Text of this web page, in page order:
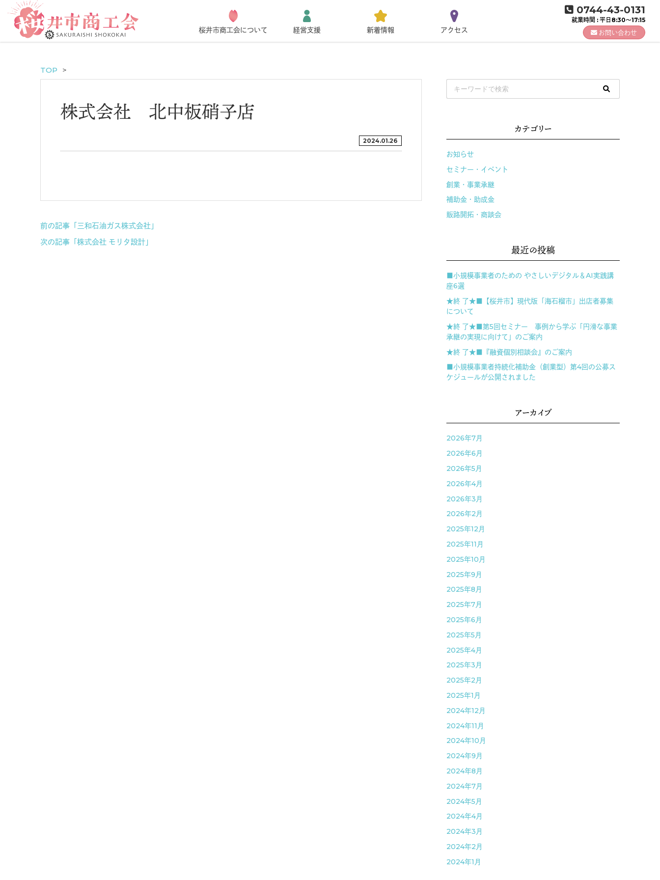
0744-43-0131
就業時間 : 平日8:30～17:15
お問い合わせ
桜井市商工会について 経営支援 新着情報 アクセス
TOP
株式会社 北中板硝子店
2024.01.26
前の記事「三和石油ガス株式会社」
次の記事「株式会社 モリタ設計」
カテゴリー
お知らせ
セミナー・イベント
創業・事業承継
補助金・助成金
販路開拓・商談会
最近の投稿
■小規模事業者のための やさしいデジタル＆AI実践講
座6選
★終 了★■【桜井市】現代版「海石榴市」出店者募集
について
★終 了★■第5回セミナー 事例から学ぶ「円滑な事業
承継の実現に向けて」のご案内
★終 了★■『融資個別相談会』のご案内
■小規模事業者持続化補助金（創業型）第4回の公募ス
ケジュールが公開されました
アーカイブ
2026年7月
2026年6月
2026年5月
2026年4月
2026年3月
2026年2月
2025年12月
2025年11月
2025年10月
2025年9月
2025年8月
2025年7月
2025年6月
2025年5月
2025年4月
2025年3月
2025年2月
2025年1月
2024年12月
2024年11月
2024年10月
2024年9月
2024年8月
2024年7月
2024年5月
2024年4月
2024年3月
2024年2月
2024年1月